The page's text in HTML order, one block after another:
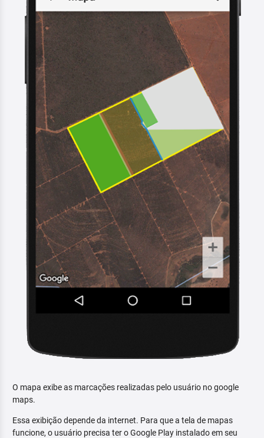
O mapa exibe as marcações realizadas pelo usuário no google
maps.
Essa exibição depende da internet. Para que a tela de mapas
funcione, o usuário precisa ter o Google Play instalado em seu